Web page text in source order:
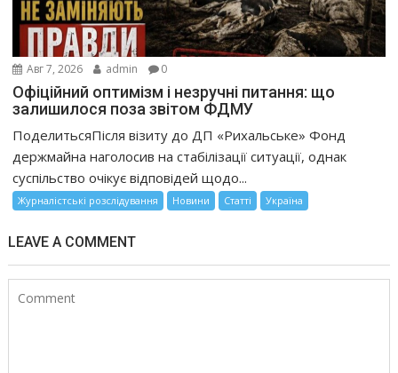
Авг 7, 2026 admin 0
Офіційний оптимізм і незручні питання: що
залишилося поза звітом ФДМУ
ПоделитьсяПісля візиту до ДП «Рихальське» Фонд
держмайна наголосив на стабілізації ситуації, однак
суспільство очікує відповідей щодо...
Журналістські розслідування Новини Статті Україна
LEAVE A COMMENT